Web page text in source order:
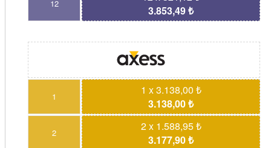
12
3.853,49 ₺
1
1 x 3.138,00 ₺
3.138,00 ₺
2
2 x 1.588,95 ₺
3.177,90 ₺